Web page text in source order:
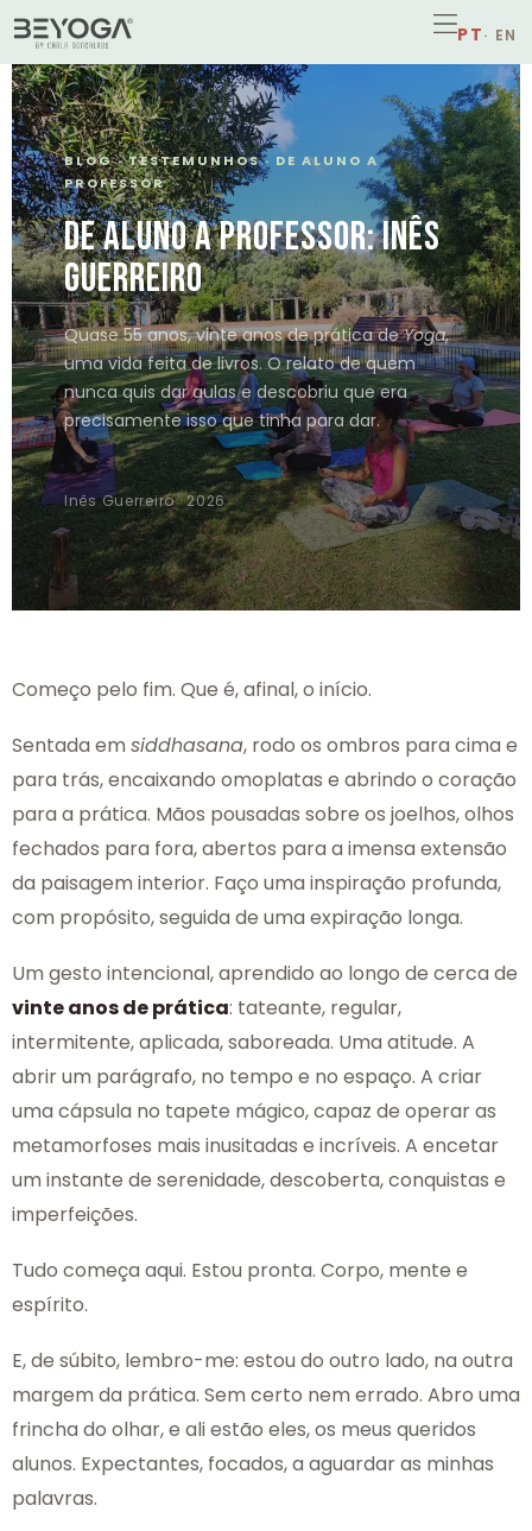
BLOG · TESTEMUNHOS · DE ALUNO A
PROFESSOR
DE ALUNO A PROFESSOR: INÊS
GUERREIRO
Quase 55 anos, vinte anos de prática deYoga,
uma vida feita de livros. O relato de quem
nunca quis dar aulas e descobriu que era
precisamente isso que tinha para dar.
Inês Guerreiro · 2026
Começo pelo fim. Que é, afinal, o início.
Sentada em siddhasana, rodo os ombros para cima e
para trás, encaixando omoplatas e abrindo o coração
para a prática. Mãos pousadas sobre os joelhos, olhos
fechados para fora, abertos para a imensa extensão
da paisagem interior. Faço uma inspiração profunda,
com propósito, seguida de uma expiração longa.
Um gesto intencional, aprendido ao longo de cerca de
vinte anos de prática: tateante, regular,
intermitente, aplicada, saboreada. Uma atitude. A
abrir um parágrafo, no tempo e no espaço. A criar
uma cápsula no tapete mágico, capaz de operar as
metamorfoses mais inusitadas e incríveis. A encetar
um instante de serenidade, descoberta, conquistas e
imperfeições.
Tudo começa aqui. Estou pronta. Corpo, mente e
espírito.
E, de súbito, lembro-me: estou do outro lado, na outra
margem da prática. Sem certo nem errado. Abro uma
frincha do olhar, e ali estão eles, os meus queridos
alunos. Expectantes, focados, a aguardar as minhas
palavras.